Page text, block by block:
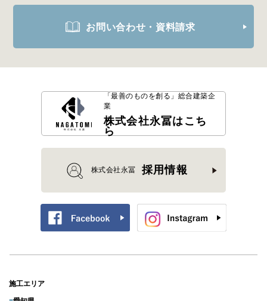
お問い合わせ・資料請求
「最善のものを創る」 総合建築企
業
株式会社永冨はこち
ら
株式会社永冨 採用情報
施工エリア